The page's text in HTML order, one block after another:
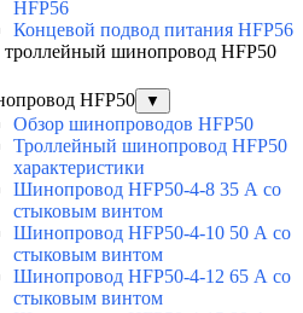
HFP56
Концевой подвод питания HFP56
шинопровод HFP50
HFP50 ▼
Обзор шинопроводов HFP50
Троллейный шинопровод HFP50
характеристики
Шинопровод HFP50-4-8 35 А со
стыковым винтом
Шинопровод HFP50-4-10 50 А со
стыковым винтом
Шинопровод HFP50-4-12 65 А со
стыковым винтом